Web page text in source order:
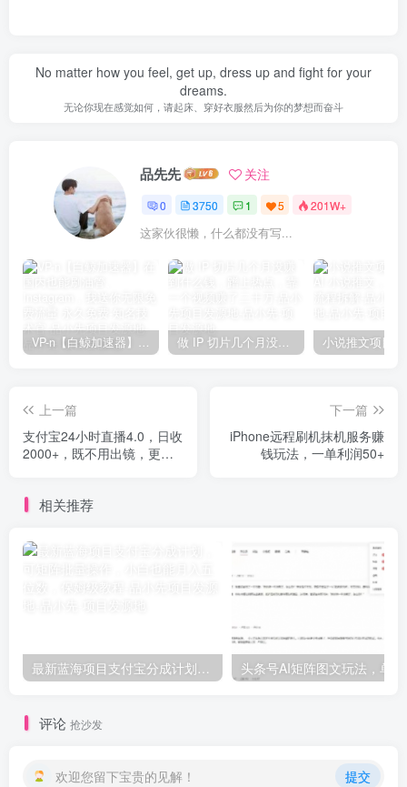
No matter how you feel, get up, dress up and fight for your
dreams.
无论你现在感觉如何，请起床、穿好衣服然后为你的梦想而奋斗
品先先 关注
0 3750 1 5 201W+
这家伙很懒，什么都没有写...
VP-n【白鲸加速器】在国内也能刷油管、Instagram，我送你无限免费流量 永久免费-知名技术官-品小先项目发源地 做 IP 切片几个月没赚到什么钱，蹭上热点，靠一个视频赚了二十万-品小先项目发源地
上一篇
支付宝24小时直播4.0，日收
2000+，既不用出镜，更是0
下一篇
iPhone远程刷机抹机服务赚
钱玩法，一单利润50+
相关推荐
最新蓝海项目支付宝分成计划，可矩阵批量操作，小白也能月入五位数，保姆级教程-品小先项目发源地
评论 抢沙发
欢迎您留下宝贵的见解！ 提交